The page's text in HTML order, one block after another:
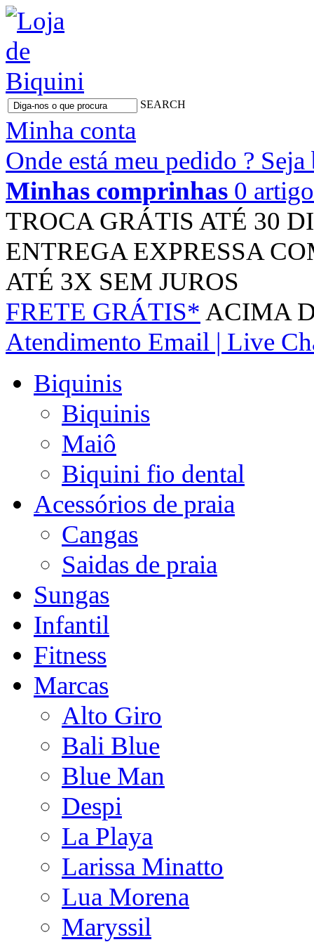
SEARCH
Minha conta
Onde está meu pedido ?
Minhas comprinhas 0
TROCA GRÁTIS ATÉ 30
ENTREGA EXPRESSA
ATÉ 3X SEM JUROS
FRETE GRÁTIS* ACIMA
Atendimento Email | Live
Biquinis
Biquinis
Maiô
Biquini fio dental
Acessórios de praia
Cangas
Saidas de praia
Sungas
Infantil
Fitness
Marcas
Alto Giro
Bali Blue
Blue Man
Despi
La Playa
Larissa Minatto
Lua Morena
Maryssil